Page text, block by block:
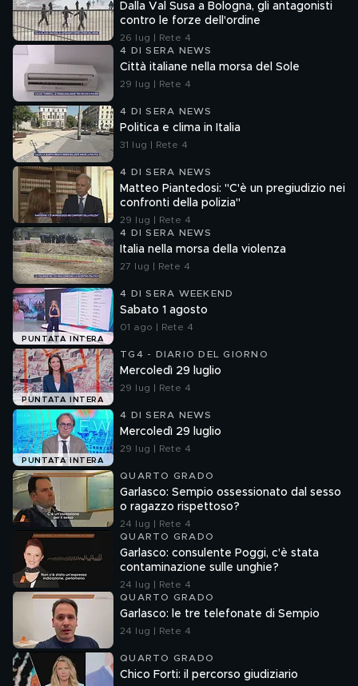
Dalla Val Susa a Bologna, gli antagonisti
contro le forze dell'ordine
26 lug | Rete 4
4 DI SERA NEWS
Città italiane nella morsa del Sole
29 lug | Rete 4
4 DI SERA NEWS
Politica e clima in Italia
31 lug | Rete 4
4 DI SERA NEWS
Matteo Piantedosi: "C'è un pregiudizio nei
confronti della polizia"
29 lug | Rete 4
4 DI SERA NEWS
Italia nella morsa della violenza
27 lug | Rete 4
PUNTATA INTERA
4 DI SERA WEEKEND
Sabato 1 agosto
01 ago | Rete 4
PUNTATA INTERA
TG4 - DIARIO DEL GIORNO
Mercoledì 29 luglio
29 lug | Rete 4
PUNTATA INTERA
4 DI SERA NEWS
Mercoledì 29 luglio
29 lug | Rete 4
QUARTO GRADO
Garlasco: Sempio ossessionato dal sesso
o ragazzo rispettoso?
24 lug | Rete 4
QUARTO GRADO
Garlasco: consulente Poggi, c'è stata
contaminazione sulle unghie?
24 lug | Rete 4
QUARTO GRADO
Garlasco: le tre telefonate di Sempio
24 lug | Rete 4
QUARTO GRADO
Chico Forti: il percorso giudiziario